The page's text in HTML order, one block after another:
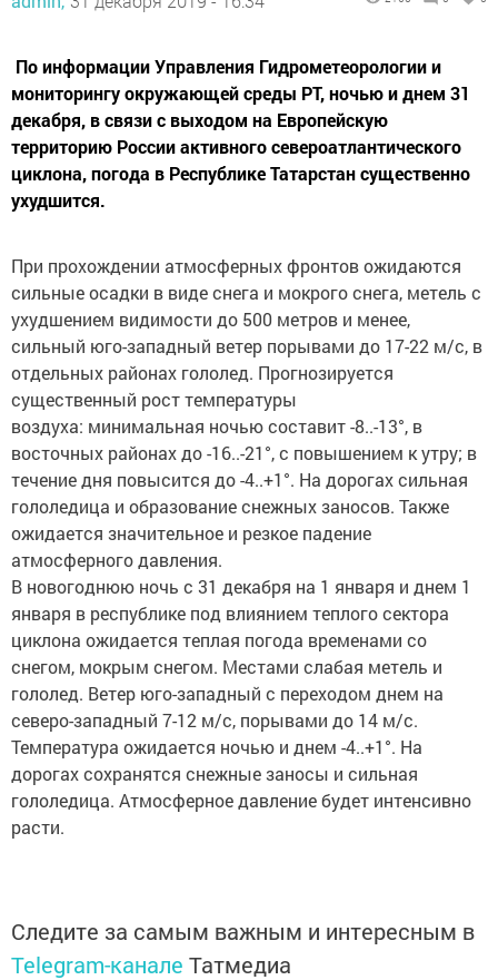
По информации Управления Гидрометеорологии и
мониторингу окружающей среды РТ, ночью и днем 31
декабря, в связи с выходом на Европейскую
территорию России активного североатлантического
циклона, погода в Республике Татарстан существенно
ухудшится.
При прохождении атмосферных фронтов ожидаются
сильные осадки в виде снега и мокрого снега, метель с
ухудшением видимости до 500 метров и менее,
сильный юго-западный ветер порывами до 17-22 м/с, в
отдельных районах гололед. Прогнозируется
существенный рост температуры
воздуха: минимальная ночью составит -8..-13°, в
восточных районах до -16..-21°, с повышением к утру; в
течение дня повысится до -4..+1°. На дорогах сильная
гололедица и образование снежных заносов. Также
ожидается значительное и резкое падение
атмосферного давления.
В новогоднюю ночь с 31 декабря на 1 января и днем 1
января в республике под влиянием теплого сектора
циклона ожидается теплая погода временами со
снегом, мокрым снегом. Местами слабая метель и
гололед. Ветер юго-западный с переходом днем на
северо-западный 7-12 м/с, порывами до 14 м/с.
Температура ожидается ночью и днем -4..+1°. На
дорогах сохранятся снежные заносы и сильная
гололедица. Атмосферное давление будет интенсивно
расти.
Следите за самым важным и интересным в
Telegram-канале Татмедиа